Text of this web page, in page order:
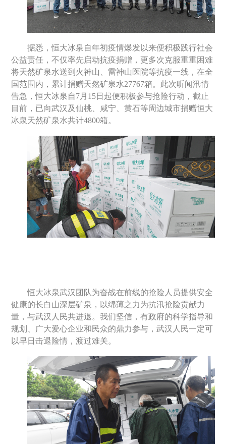
据悉，恒大冰泉自年初疫情爆发以来便积极践行社会
公益责任，不仅率先启动抗疫捐赠，更多次克服重重困难
将天然矿泉水送到火神山、雷神山医院等抗疫一线，在全
国范围内，累计捐赠天然矿泉水27767箱。此次听闻汛情
告急，恒大冰泉自7月 15日起便积极参与抢险行动，截止
目前，已向武汉及仙桃、咸宁、黄石等周边城市捐赠恒大
冰泉天然矿泉水共计4800箱。
恒大冰泉武汉团队为奋战在前线的抢险人员提供安全
健康的长白山深层矿泉，以绵薄之力为抗汛抢险贡献力
量，与武汉人民共进退。我们坚信，有政府的科学指导和
规划、广大爱心企业和民众的鼎力参与，武汉人民一定可
以早日击退险情，渡过难关。